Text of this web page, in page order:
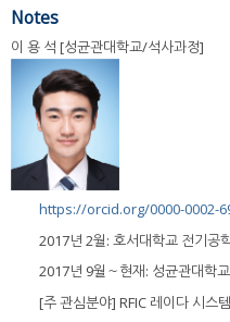
Notes
이 용 석 [성균관대학교/석사과정]
https://orcid.org/0000-0002-
2017년 2월: 호서대학교 전기공
2017년 9월～현재: 성균관대학
[주 관심분야] RFIC 레이다 시스템